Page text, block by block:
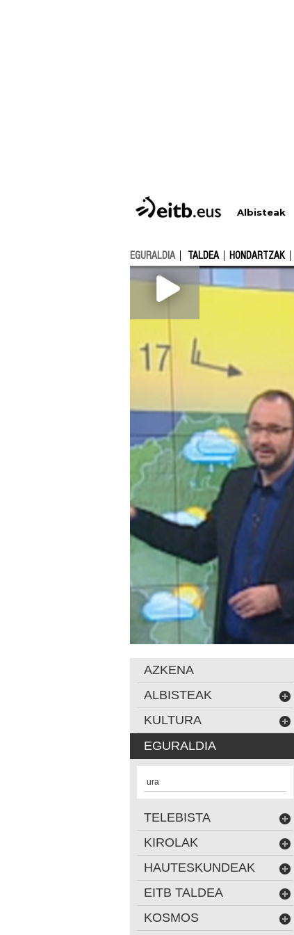
Albisteak
EGURALDIA TALDEA HONDARTZAK
AZKENA
ALBISTEAK
KULTURA
EGURALDIA
ura
TELEBISTA
KIROLAK
HAUTESKUNDEAK
EITB TALDEA
KOSMOS